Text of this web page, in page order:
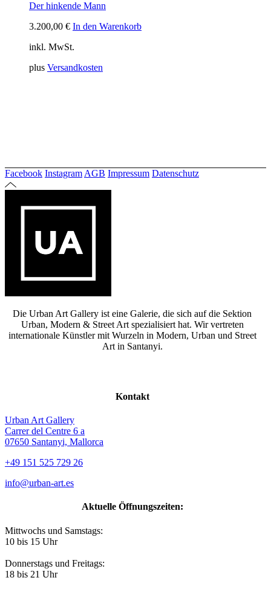
Der hinkende Mann
3.200,00 € In den Warenkorb
inkl. MwSt.
plus Versandkosten
Facebook InstagramAGB Impressum Datenschutz
Die Urban Art Gallery ist eine Galerie, die sich auf die Sektion
Urban, Modern & Street Art spezialisiert hat. Wir vertreten
internationale Künstler mit Wurzeln in Modern, Urban und Street
Art in Santanyi.
Kontakt
Urban Art Gallery
Carrer del Centre 6 a
07650 Santanyi, Mallorca
+49 151 525 729 26
info@urban-art.es
Aktuelle Öffnungszeiten:
Mittwochs und Samstags:
10 bis 15 Uhr
Donnerstags und Freitags:
18 bis 21 Uhr